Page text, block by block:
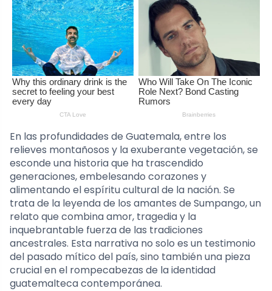
En las profundidades de Guatemala, entre los
relieves montañosos y la exuberante vegetación, se
esconde una historia que ha trascendido
generaciones, embelesando corazones y
alimentando el espíritu cultural de la nación. Se
trata de la leyenda de los amantes de Sumpango, un
relato que combina amor, tragedia y la
inquebrantable fuerza de las tradiciones
ancestrales. Esta narrativa no solo es un testimonio
del pasado mítico del país, sino también una pieza
crucial en el rompecabezas de la identidad
guatemalteca contemporánea.